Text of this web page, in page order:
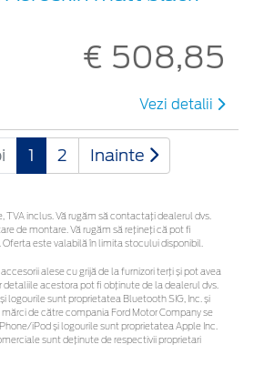
€ 508,85
Vezi detalii
1 2 Inainte
TVA inclus. Vă rugăm să contactaţi dealerul dvs.
de montare. Vă rugăm să rețineți că pot fi
este valabilă în limita stocului disponibil.
alese cu grijă de la furnizori terți și pot avea
detaliile acestora pot fi obținute de la dealerul dvs.
logourile sunt proprietatea Bluetooth SIG, Inc. și
de către compania Ford Motor Company se
iPod și logourile sunt proprietatea Apple Inc.
sunt deținute de respectivii proprietari